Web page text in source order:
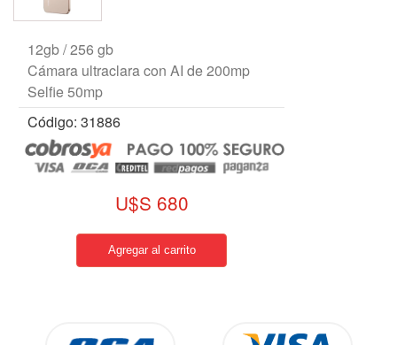
12gb / 256 gb
Cámara ultraclara con AI de 200mp
Selfie 50mp
Código: 31886
U$S 680